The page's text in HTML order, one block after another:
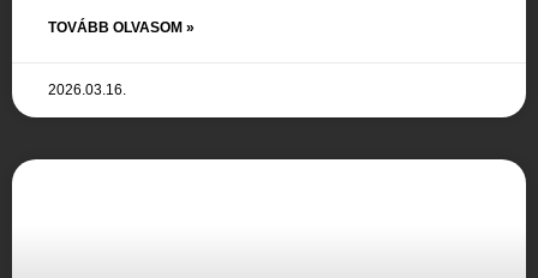
TOVÁBB OLVASOM »
2026.03.16.